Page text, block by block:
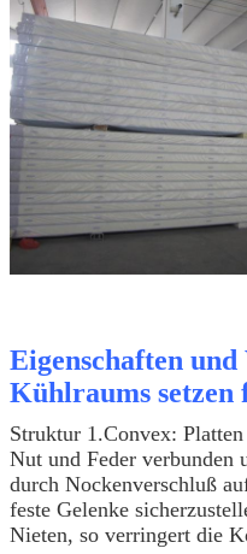
Eigenschaften
Kühlraums setzen
Struktur 1.Convex:
Nut und Feder verbunden
durch Nockenverschluß
feste Gelenke
Nieten, so verringert die